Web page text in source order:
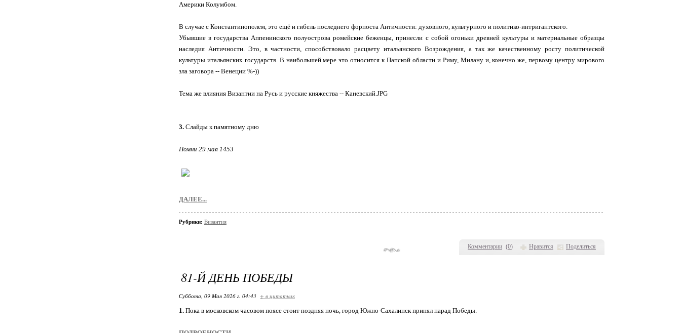
Комментарии (0) Нравится Поделиться
Америки Колумбом.
В случае с Константинополем, это ещё и гибель последнего форпоста Античности: духовного, культурного и политико-интригантского.
Убывшие в государства Аппенинского полуострова ромейские беженцы, принесли с собой огоньки древней культуры и материальные образцы
наследия Античности. Это, в частности, способствовало расцвету итальянского Возрождения, а так же качественному росту политической
культуры итальянских государств. В наибольшей мере это относится к Папской области и Риму, Милану и, конечно же, первому центру мирового
зла заговора -- Венеции %-))
Тема же влияния Византии на Русь и русские княжества -- Каневский.JPG
3. Слайды к памятному дню
Помни 29 мая 1453
ДАЛЕЕ...
Рубрики: Византия
81-Й ДЕНЬ ПОБЕДЫ
Суббота, 09 Мая 2026 г. 04:43 + в цитатник
1. Пока в московском часовом поясе стоит поздняя ночь, город Южно-Сахалинск принял парад Победы.